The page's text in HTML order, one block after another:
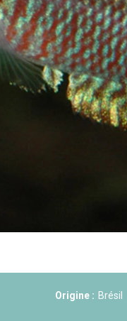
:Réunion KCF Ile
:Réunion KCF Ile
Réunion de Section
Origine : Brésil